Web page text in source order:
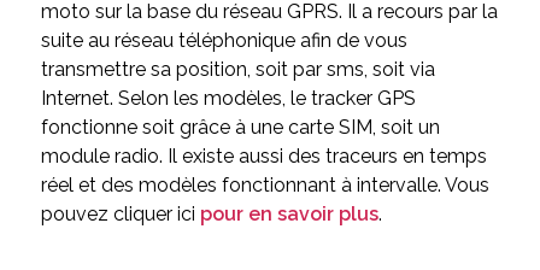
moto sur la base du réseau GPRS. Il a recours par la
suite au réseau téléphonique afin de vous
transmettre sa position, soit par sms, soit via
Internet. Selon les modèles, le tracker GPS
fonctionne soit grâce à une carte SIM, soit un
module radio. Il existe aussi des traceurs en temps
réel et des modèles fonctionnant à intervalle. Vous
pouvez cliquer ici pour en savoir plus.